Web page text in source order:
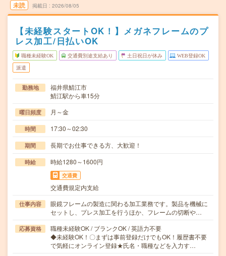
未読 掲載日 2026/08/05
【未経験スタートOK！】メガネフレームのプ
レス加工/日払いOK
職種未経験OK 交通費別途支給あり 土日祝日が休み WEB登録OK
派遣
勤務地
福井県鯖江市
鯖江駅から車15分
曜日頻度 月～金
時間 17:30～02:30
期間 長期でお仕事できる方、大歓迎！
時給 時給1280～1600円
交通費
交通費規定内支給
仕事内容
眼鏡フレームの製造に関わる加工業務です。製品を機械に
セットし、プレス加工を行うほか、フレームの切断や…
応募資格
職種未経験OK / ブランクOK / 英語力不要
◆未経験OK！〇まずは事前登録だけでもOK！履歴書不要
で気軽にオンライン登録★氏名・職種などを入力す…